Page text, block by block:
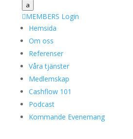
a
MEMBERS Login
Hemsida
Om oss
Referenser
Våra tjänster
Medlemskap
Cashflow 101
Podcast
Kommande Evenemang